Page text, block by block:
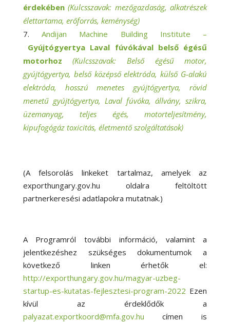
érdekében(Kulcsszavak: mezőgazdaság, alkatrészek
élettartama, erőforrás, keménység)
Andijan Machine Building Institute –
Gyújtógyertya Laval fúvókával belső égésű
motorhoz(Kulcsszavak: Belső égésű motor,
gyújtógyertya, belső középső elektróda, külső G-alakú
elektróda, hosszú menetes gyújtógyertya, rövid
menetű gyújtógyertya, Laval fúvóka, állvány, szikra,
üzemanyag, teljes égés, motorteljesítmény,
kipufogógáz toxicitás, életmentő szolgáltatások)
(A felsorolás linkeket tartalmaz, amelyek az
exporthungary.gov.hu oldalra feltöltött
partnerkeresési adatlapokra mutatnak.)
A Programról további információ, valamint a
jelentkezéshez szükséges dokumentumok a
következő linken érhetők el:
http://exporthungary.gov.hu/magyar-uzbeg-
startup-es-kutatas-fejlesztesi-program-2022 Ezen
kívül az érdeklődők a
palyazat.exportkoord@mfa.gov.hu címen is